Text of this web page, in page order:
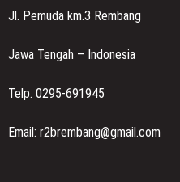
Jl. Pemuda km.3 Rembang
Jawa Tengah – Indonesia
Telp. 0295-691945
Email: r2brembang@gmail.com